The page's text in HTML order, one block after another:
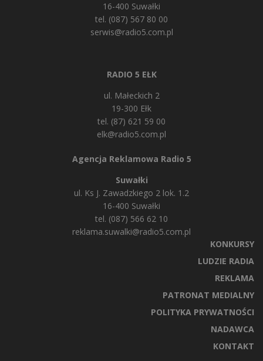
16-400 Suwałki
tel. (087) 567 80 00
serwis@radio5.com.pl
RADIO 5 EŁK
ul. Małeckich 2
19-300 Ełk
tel. (87) 621 59 00
elk@radio5.com.pl
Agencja Reklamowa Radio 5
Suwałki
ul. Ks J. Zawadzkiego 2 lok. 1.2
16-400 Suwałki
tel. (087) 566 62 10
reklama.suwalki@radio5.com.pl
KONKURSY
LUDZIE RADIA
REKLAMA
PATRONAT MEDIALNY
POLITYKA PRYWATNOŚCI
NADAWCA
KONTAKT